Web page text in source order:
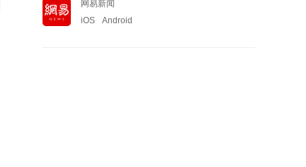
网易新闻
iOS
Android